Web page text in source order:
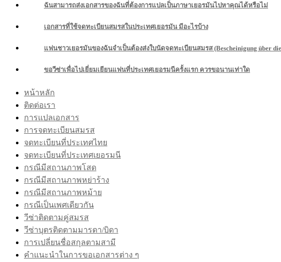
ฉันสามารถส่งเอกสารของฉันที่ต้องการแปลเป็นภาษาเยอรมันไปหาคุณได้หรือไม่
เอกสารที่ใช้จดทะเบียนสมรสในประเทศเยอรมัน มีอะไรบ้าง
แฟนชาวเยอรมันของฉันจำเป็นต้องส่งใบนัดจดทะเบียนสมรส (Bescheinigung über
ขอวีซ่าเพื่อไปเยี่ยมเยียนแฟนที่ประเทศเยอรมนีครั้งแรก ควรขอนานเท่าใด
หน้าหลัก
ติดต่อเรา
การแปลเอกสาร
การจดทะเบียนสมรส
จดทะเบียนที่ประเทศไทย
จดทะเบียนที่ประเทศเยอรมนี
กรณีมีสถานภาพโสด
กรณีมีสถานภาพหย่าร้าง
กรณีมีสถานภาพหม้าย
กรณีเป็นเพศเดียวกัน
วีซ่าติดตามคู่สมรส
วีซ่าบุตรติดตามมารดา/บิดา
การเปลี่ยนชื่อสกุลตามสามี
คำแนะนำในการขอเอกสารต่าง ๆ